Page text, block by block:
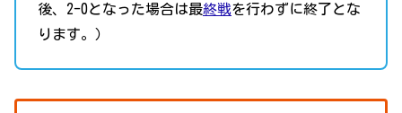
後、2-0となった場合は最終戦を行わずに終了とな
ります。）